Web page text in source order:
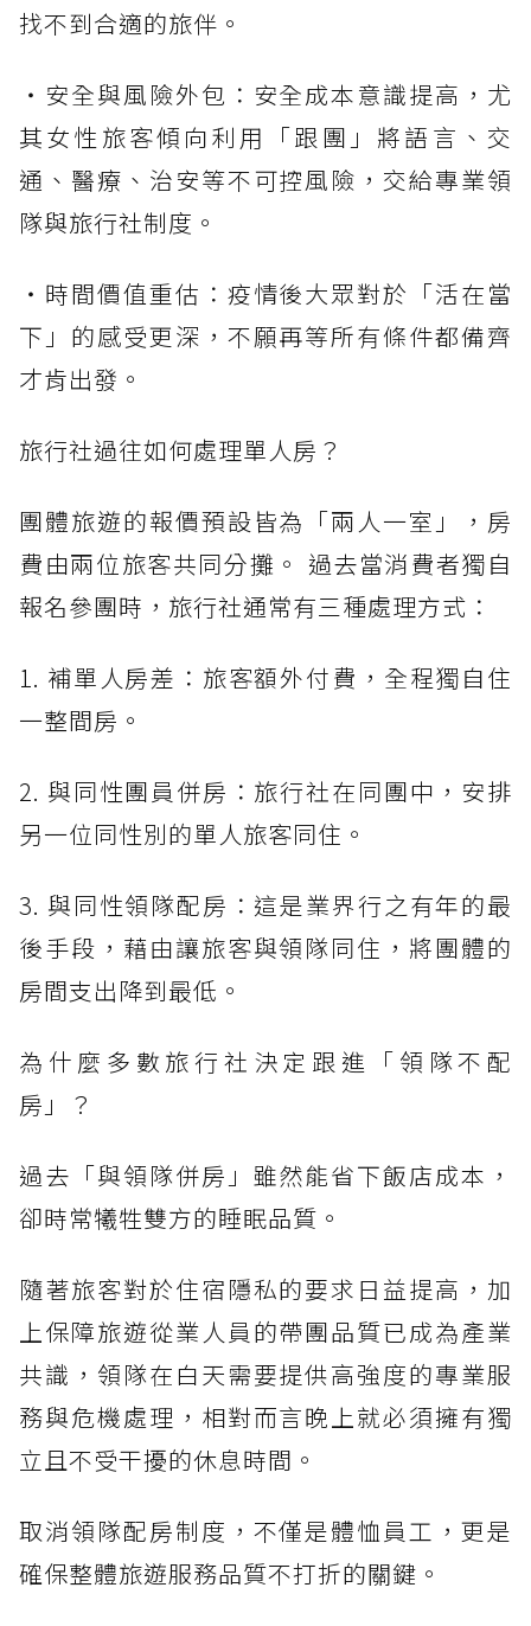
找不到合適的旅伴。
・安全與風險外包：安全成本意識提高，尤
其女性旅客傾向利用「跟團」將語言、交
通、醫療、治安等不可控風險，交給專業領
隊與旅行社制度。
・時間價值重估：疫情後大眾對於「活在當
下」的感受更深，不願再等所有條件都備齊
才肯出發。
旅行社過往如何處理單人房？
團體旅遊的報價預設皆為「兩人一室」，房
費由兩位旅客共同分攤。 過去當消費者獨自
報名參團時，旅行社通常有三種處理方式：
1. 補單人房差：旅客額外付費，全程獨自住
一整間房。
2. 與同性團員併房：旅行社在同團中，安排
另一位同性別的單人旅客同住。
3. 與同性領隊配房：這是業界行之有年的最
後手段，藉由讓旅客與領隊同住，將團體的
房間支出降到最低。
為什麼多數旅行社決定跟進「領隊不配
房」？
過去「與領隊併房」雖然能省下飯店成本，
卻時常犧牲雙方的睡眠品質。
隨著旅客對於住宿隱私的要求日益提高，加
上保障旅遊從業人員的帶團品質已成為產業
共識，領隊在白天需要提供高強度的專業服
務與危機處理，相對而言晚上就必須擁有獨
立且不受干擾的休息時間。
取消領隊配房制度，不僅是體恤員工，更是
確保整體旅遊服務品質不打折的關鍵。